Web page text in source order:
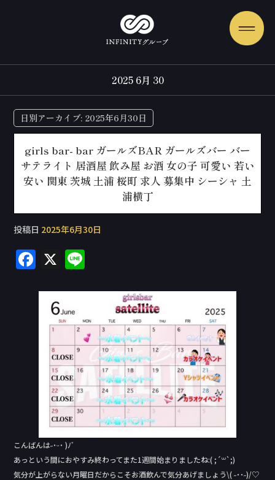
2025 6月 30
日別アーカイブ: 2025年6月30日
girls bar- bar ガールズBAR ガールズバー バー
サテライト 居酒屋 飲み屋 お酒 女の子 可愛い 若い
安い 関東 茨城 土浦 桜町 求人 募集中 シーシャ 土
浦横丁
投稿日 2025年6月30日
F
c
X
e
こんばんは˶˙ᵕ˙ )ﾉﾞ
あっという間におやすみ終わってまた1週間始まりましたね:( ;´꒳`;)
気分が上がらない月曜日だからこそお酒飲んで気分あげましょう\( ˶˙˙˶)/♡